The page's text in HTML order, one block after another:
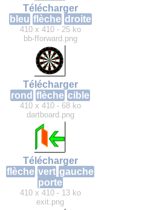
Télécharger
bleu flèche droite
410 x 410 - 25 ko
bb-fforward.png
Télécharger
rond flèche cible
410 x 410 - 68 ko
dartboard.png
Télécharger
flèche vert gauche
porte
410 x 410 - 13 ko
exit.png